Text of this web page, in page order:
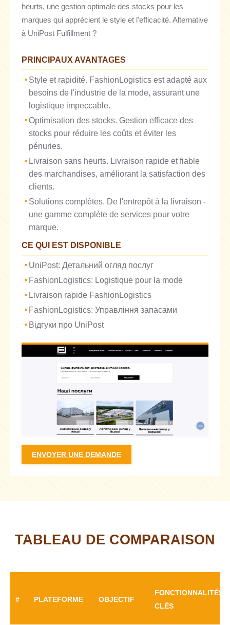
heurts, une gestion optimale des stocks pour les
marques qui apprécient le style et l'efficacité. Alternative
à UniPost Fulfillment ?
PRINCIPAUX AVANTAGES
Style et rapidité. FashionLogistics est adapté aux
besoins de l'industrie de la mode, assurant une
logistique impeccable.
Optimisation des stocks. Gestion efficace des
stocks pour réduire les coûts et éviter les
pénuries.
Livraison sans heurts. Livraison rapide et fiable
des marchandises, améliorant la satisfaction des
clients.
Solutions complètes. De l'entrepôt à la livraison -
une gamme complète de services pour votre
marque.
CE QUI EST DISPONIBLE
UniPost: Детальний огляд послуг
FashionLogistics: Logistique pour la mode
Livraison rapide FashionLogistics
FashionLogistics: Управління запасами
Відгуки про UniPost
ENVOYER UNE DEMANDE
TABLEAU DE COMPARAISON
# PLATEFORME OBJECTIF
FONCTIONNALITÉS
CLÉS